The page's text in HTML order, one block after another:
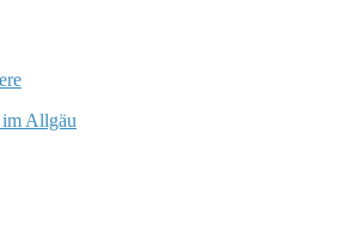
Allgäu